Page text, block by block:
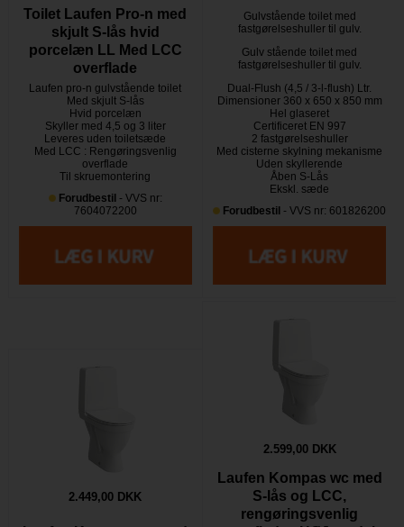
Toilet Laufen Pro-n med
skjult S-lås hvid
porcelæn LL Med LCC
overflade
Laufen pro-n gulvstående toilet
Med skjult S-lås
Hvid porcelæn
Skyller med 4,5 og 3 liter
Leveres uden toiletsæde
Med LCC : Rengøringsvenlig
overflade
Til skruemontering
Forudbestil- VVS nr:
7604072200
Gulvstående toilet med
fastgørelseshuller til gulv.
Gulv stående toilet med
fastgørelseshuller til gulv.
Dual-Flush (4,5 / 3-l-flush) Ltr.
Dimensioner 360 x 650 x 850 mm
Hel glaseret
Certificeret EN 997
2 fastgørelseshuller
Med cisterne skylning mekanisme
Uden skyllerende
Åben S-Lås
Ekskl. sæde
Forudbestil - VVS nr: 601826200
2.449,00 DKK
2.599,00 DKK
Laufen Kompas wc med
S-lås og LCC,
rengøringsvenlig